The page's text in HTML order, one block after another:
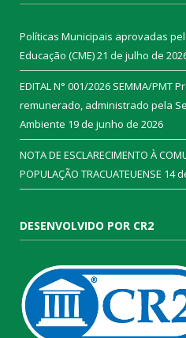
Políticas Municipais aprovadas
Educação (CME)21 de julho de
EDITAL N° 001/2026 SEMMA/PMT
remunerado, administrado pela
Ambiente 19 de junho de 2026
NOTA DE ESCLARECIMENTO À
POPULAÇÃO TRACUATEUENSE 14
DESENVOLVIDO POR CR2